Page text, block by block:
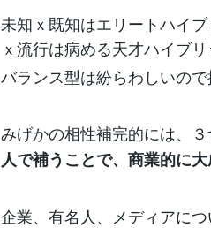
未知ｘ既知はエリートハイ
ｘ流行は病める天才ハイブリ
バランス型は紛らわしいので
みげかの相性補完的には、
人で補うことで、商業的に
企業、有名人、メディアに